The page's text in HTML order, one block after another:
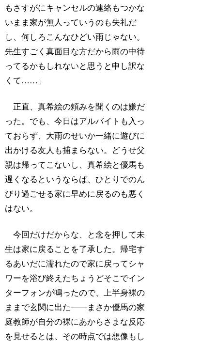
もさすがにキャンセルの連絡もつかな
いまま家が無人っていうのも失礼だ
し、何しろこんなひどい雨じゃない。
先生すごく真面目な方だから雨の中待
ってるかもしれないと思うと申し訳な
くて……」
正直、真希絵の頼みを聞くのは嫌だ
った。でも、今日はアルバイトも入っ
ておらず、大雨のせいか一緒に遊びに
出かける友人も捕まらない。どうせ父
親は帰ってこないし、真希絵と優馬も
遅くなるというならば、ひとりでのん
びり過ごせる家に早めに戻るのも悪く
はない。
今回だけだからな、と念を押して未
生は家に戻ることを了承した。帰宅す
るあいだに濡れたので家に戻ってシャ
ワーを浴び終えたちょうどそこでイン
ターフォンが鳴ったので、上半身裸の
ままで玄関に出た――まさか優馬の家
庭教師が自分の裸にあからさまな反応
を見せるとは、その時点では想像もし